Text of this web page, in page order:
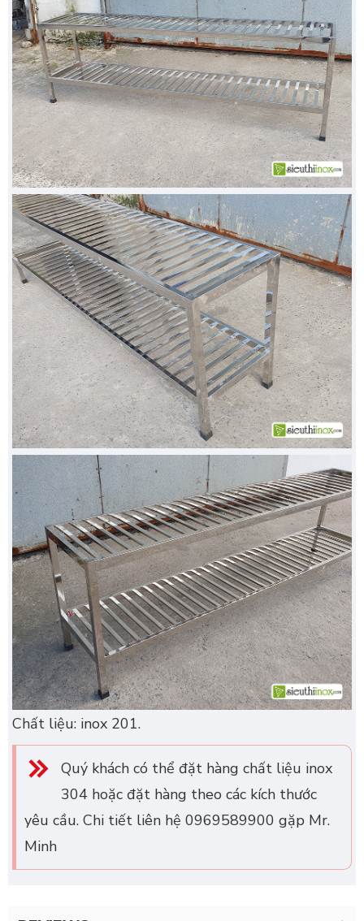
Chất liệu: inox 201.
Quý khách có thể đặt hàng chất liệu inox
304 hoặc đặt hàng theo các kích thước
yêu cầu. Chi tiết liên hệ 0969589900 gặp Mr.
Minh